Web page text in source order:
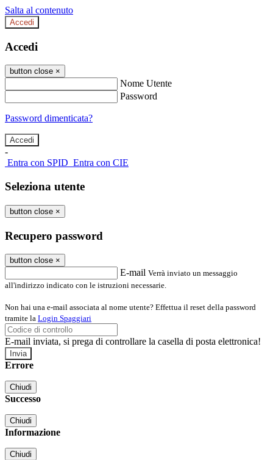
Salta al contenuto
Accedi
Accedi
button close ×
Nome Utente
Password
Password dimenticata?
-
Entra con SPID Entra con CIE
Seleziona utente
button close ×
Recupero password
button close ×
E-mail Verrà inviato un messaggio
all'indirizzo indicato con le istruzioni necessarie.
Non hai una e-mail associata al nome utente? Effettua il reset della password
tramite la Login Spaggiari
E-mail inviata, si prega di controllare la casella di posta elettronica!
Errore
Chiudi
Successo
Chiudi
Informazione
Chiudi